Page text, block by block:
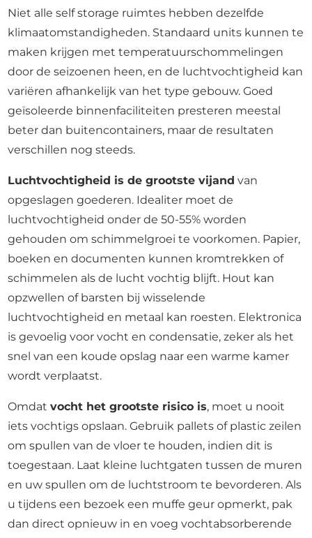
Niet alle self storage ruimtes hebben dezelfde
klimaatomstandigheden. Standaard units kunnen te
maken krijgen met temperatuurschommelingen
door de seizoenen heen, en de luchtvochtigheid kan
variëren afhankelijk van het type gebouw. Goed
geïsoleerde binnenfaciliteiten presteren meestal
beter dan buitencontainers, maar de resultaten
verschillen nog steeds.
Luchtvochtigheid is de grootste vijand van
opgeslagen goederen. Idealiter moet de
luchtvochtigheid onder de 50-55% worden
gehouden om schimmelgroei te voorkomen. Papier,
boeken en documenten kunnen kromtrekken of
schimmelen als de lucht vochtig blijft. Hout kan
opzwellen of barsten bij wisselende
luchtvochtigheid en metaal kan roesten. Elektronica
is gevoelig voor vocht en condensatie, zeker als het
snel van een koude opslag naar een warme kamer
wordt verplaatst.
Omdatvocht het grootste risico is, moet u nooit
iets vochtigs opslaan. Gebruik pallets of plastic zeilen
om spullen van de vloer te houden, indien dit is
toegestaan. Laat kleine luchtgaten tussen de muren
en uw spullen om de luchtstroom te bevorderen. Als
u tijdens een bezoek een muffe geur opmerkt, pak
dan direct opnieuw in en voeg vochtabsorberende